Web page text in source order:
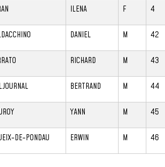
ILENA F 4
DANIEL M 42
RICHARD M 43
BERTRAND M 44
YANN M 45
DE-PONDAU ERWIN M 46